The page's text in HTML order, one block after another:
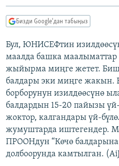
ДАНИСТЕ
ЭЖЕ-СИҢДИЛЕР
АЗАТТЫК+
ЫҢГАЙСЫЗ СУРООЛОР
ОНЛАЙН ШЕРИНЕ
ЭЕ/АРнун бардык сайттары
Бизди Google'дан табыңыз
Бул, ЮНИСЕФтин
маалда башка маалыматтар
жыйырма миңге жетет.
балдары эки миңге жакын.
борборунун изилдөөсүнө
балдардын 15-20 пайызы
жоктор, калгандары үй-
жумуштарда иштегендер.
ПРООНдун “Көчө балдарына
долбоорунда камтылган.